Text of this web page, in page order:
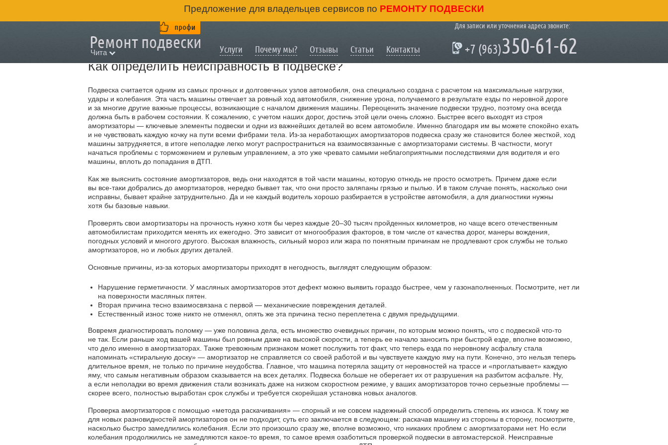
Предложение для владельцев сервисов по РЕМОНТУ ПОДВЕСКИ
Чита Услуги Почему мы? Отзывы Статьи Контакты
Для записи или уточнения адреса звоните:
+7 (963)350-61-62
Как определить неисправность в подвеске?
Подвеска считается одним из самых прочных и долговечных узлов автомобиля, она специально создана с расчетом на максимальные нагрузки,
удары и колебания. Эта часть машины отвечает за ровный ход автомобиля, снижение урона, получаемого в результате езды по неровной дороге
и за многие другие важные процессы, возникающие с началом движения машины. Переоценить значение подвески трудно, поэтому она всегда
должна быть в рабочем состоянии. К сожалению, с учетом наших дорог, достичь этой цели очень сложно. Быстрее всего выходят из строя
амортизаторы — ключевые элементы подвески и одни из важнейших деталей во всем автомобиле. Именно благодаря им вы можете спокойно ехать
и не чувствовать каждую кочку на пути всеми фибрами тела. Из-за неработающих амортизаторов подвеска сразу же становится более жесткой, ход
машины затрудняется, в итоге неполадке легко могут распространиться на взаимосвязанные с амортизаторами системы. В частности, могут
начаться проблемы с торможением и рулевым управлением, а это уже чревато самыми неблагоприятными последствиями для водителя и его
машины, вплоть до попадания в ДТП.
Как же выяснить состояние амортизаторов, ведь они находятся в той части машины, которую отнюдь не просто осмотреть. Причем даже если
вы все-таки добрались до амортизаторов, нередко бывает так, что они просто заляпаны грязью и пылью. И в таком случае понять, насколько они
исправны, бывает крайне затруднительно. Да и не каждый водитель хорошо разбирается в устройстве автомобиля, а для диагностики нужны
хотя бы базовые навыки.
Проверять свои амортизаторы на прочность нужно хотя бы через каждые 20–30 тысяч пройденных километров, но чаще всего отечественным
автомобилистам приходится менять их ежегодно. Это зависит от многообразия факторов, в том числе от качества дорог, манеры вождения,
погодных условий и многого другого. Высокая влажность, сильный мороз или жара по понятным причинам не продлевают срок службы не только
амортизаторов, но и любых других деталей.
Основные причины, из-за которых амортизаторы приходят в негодность, выглядят следующим образом:
Нарушение герметичности. У масляных амортизаторов этот дефект можно выявить гораздо быстрее, чем у газонаполненных. Посмотрите, нет ли
на поверхности масляных пятен.
Вторая причина тесно взаимосвязана с первой — механические повреждения деталей.
Естественный износ тоже никто не отменял, опять же эта причина тесно переплетена с двумя предыдущими.
Вовремя диагностировать поломку — уже половина дела, есть множество очевидных причин, по которым можно понять, что с подвеской что-то
не так. Если раньше ход вашей машины был ровным даже на высокой скорости, а теперь ее начало заносить при быстрой езде, вполне возможно,
что дело именно в амортизаторах. Также тревожным признаком может послужить тот факт, что теперь езда по неровному асфальту стала
напоминать «стиральную доску» — амортизатор не справляется со своей работой и вы чувствуете каждую яму на пути. Конечно, это нельзя теперь
длительное время, не только по причине неудобства. Главное, что машина потеряла защиту от неровностей на трассе и «проглатывает» каждую
яму, что самым негативным образом сказывается на всех деталях. Подвеска больше не оберегает их от разрушения на разбитом асфальте. Ну,
а если неполадки во время движения стали возникать даже на низком скоростном режиме, у ваших амортизаторов точно серьезные проблемы —
скорее всего, полностью выработан срок службы и требуется скорейшая установка новых аналогов.
Проверка амортизаторов с помощью «метода раскачивания» — спорный и не совсем надежный способ определить степень их износа. К тому же
для новых разновидностей амортизаторов он не подходит, суть его заключается в следующем: раскачав машину из стороны в сторону, посмотрите,
насколько быстро замедлились колебания. Если это произошло сразу же, вполне возможно, что никаких проблем с амортизаторами нет. Но если
колебания продолжились не замедляются какое-то время, то самое время озаботиться проверкой подвески в автомастерской. Неисправные